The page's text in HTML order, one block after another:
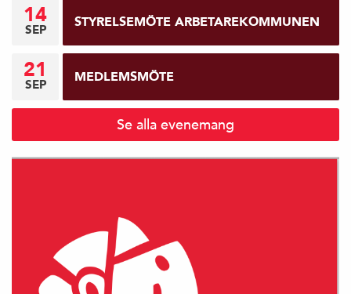
14
SEP STYRELSEMÖTE ARBETAREKOMMUNEN
21
SEP MEDLEMSMÖTE
Se alla evenemang